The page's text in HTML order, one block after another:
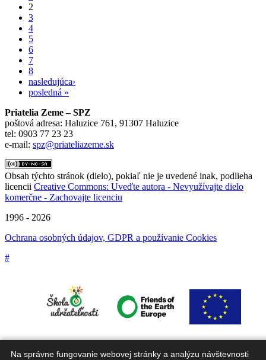
2
3
4
5
6
7
8
nasledujúca›
posledná »
Priatelia Zeme – SPZ
poštová adresa: Haluzice 761, 91307 Haluzice
tel: 0903 77 23 23
e-mail: spz@priateliazeme.sk
Obsah týchto stránok (dielo), pokiaľ nie je uvedené inak, podlieha
licencii Creative Commons: Uveďte autora - Nevyužívajte dielo
komerčne - Zachovajte licenciu
1996 - 2026
Ochrana osobných údajov, GDPR a používanie Cookies
#
Na správne fungovanie webovej stránky a analýzu návštevnosti